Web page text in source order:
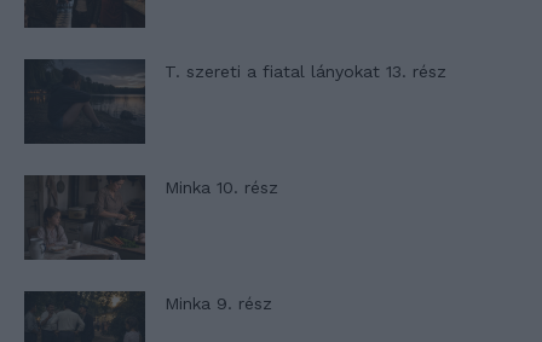
T. szereti a fiatal lányokat 13. rész
Minka 10. rész
Minka 9. rész